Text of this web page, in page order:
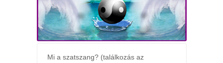
Mi a szatszang? (találkozás az